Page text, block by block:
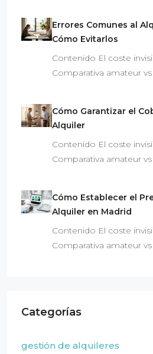
Errores Comunes al
Cómo Evitarlos
Contenido El coste
Comparativa amateur
Cómo Garantizar el
Alquiler
Contenido El coste
Comparativa amateur
Cómo Establecer el
Alquiler en Madrid
Contenido El coste
Comparativa amateur
Categorías
gestión de alquileres